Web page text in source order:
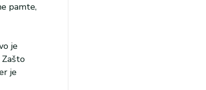
pamte,
je
Zašto
je